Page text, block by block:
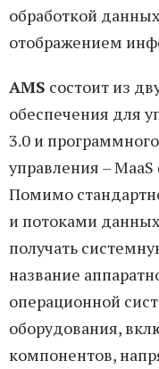
обработкой
отображением
AMS состоит из
обеспечения для
3.0 и
управления –
Помимо
и потоками
получать
название
операционной
оборудования,
компонентов,